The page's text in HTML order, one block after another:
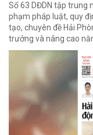
Số 63 DĐDN tập trung
phạm pháp luật, quy
tạo, chuyên đề Hải
trưởng và nâng cao